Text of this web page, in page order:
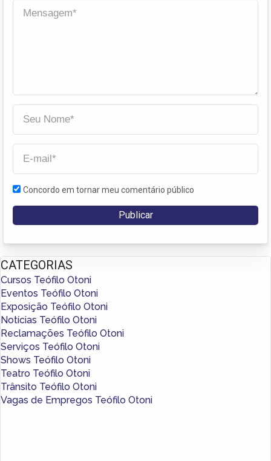
Concordo em tornar meu comentário público
CATEGORIAS
Cursos Teófilo Otoni
Eventos Teófilo Otoni
Exposição Teófilo Otoni
Notícias Teófilo Otoni
Reclamações Teófilo Otoni
Serviços Teófilo Otoni
Shows Teófilo Otoni
Teatro Teófilo Otoni
Trânsito Teófilo Otoni
Vagas de Empregos Teófilo Otoni